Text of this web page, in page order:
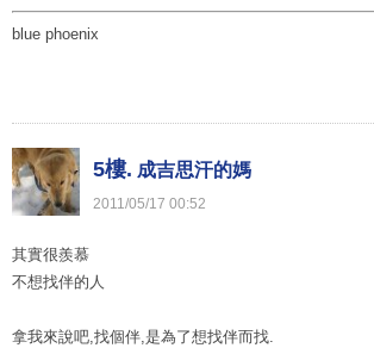
blue phoenix
5樓. 成吉思汗的媽
2011/05/17 00:52
其實很羨慕
不想找伴的人
拿我來說吧,找個伴,是為了想找伴而找.